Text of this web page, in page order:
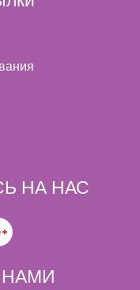
НА НАС
НАМИ